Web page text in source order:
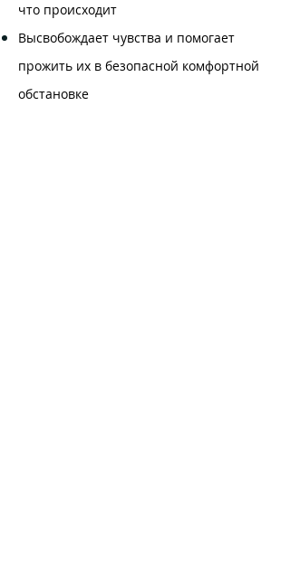
что происходит
Высвобождает чувства и помогает
прожить их в безопасной комфортной
обстановке